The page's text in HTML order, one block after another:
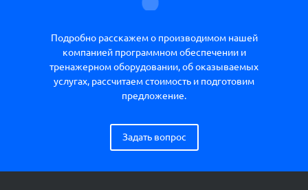
Подробно расскажем о производимом нашей
компанией программном обеспечении и
тренажерном оборудовании, об оказываемых
услугах, рассчитаем стоимость и подготовим
предложение.
Задать вопрос